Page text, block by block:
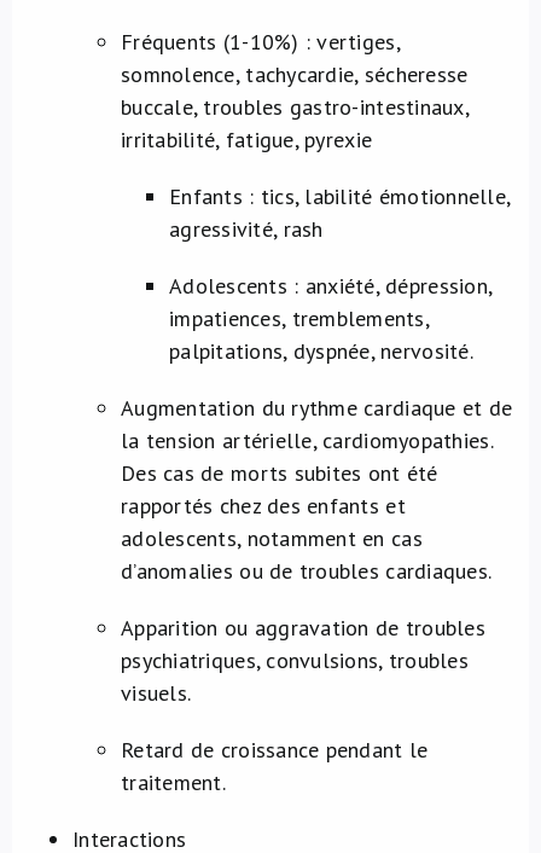
Fréquents (1-10%) : vertiges,
somnolence, tachycardie, sécheresse
buccale, troubles gastro-intestinaux,
irritabilité, fatigue, pyrexie
Enfants : tics, labilité émotionnelle,
agressivité, rash
Adolescents : anxiété, dépression,
impatiences, tremblements,
palpitations, dyspnée, nervosité.
Augmentation du rythme cardiaque et de
la tension artérielle, cardiomyopathies.
Des cas de morts subites ont été
rapportés chez des enfants et
adolescents, notamment en cas
d’anomalies ou de troubles cardiaques.
Apparition ou aggravation de troubles
psychiatriques, convulsions, troubles
visuels.
Retard de croissance pendant le
traitement.
Interactions